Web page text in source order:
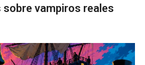
vampiros reales